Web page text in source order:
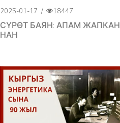
2025-01-17 / 18447
СҮРӨТ БАЯН: АПАМ ЖАПКАН
НАН